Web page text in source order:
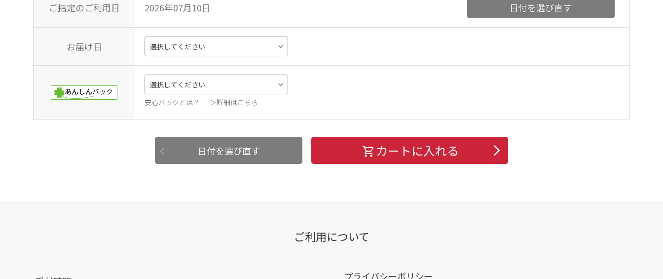
ご指定のご利用日 2026年07月10日 日付を選び直す
お届け日
安心パックとは？ ＞詳細はこちら
日付を選び直す カートに入れる
ご利用について
プライバシーポリシー